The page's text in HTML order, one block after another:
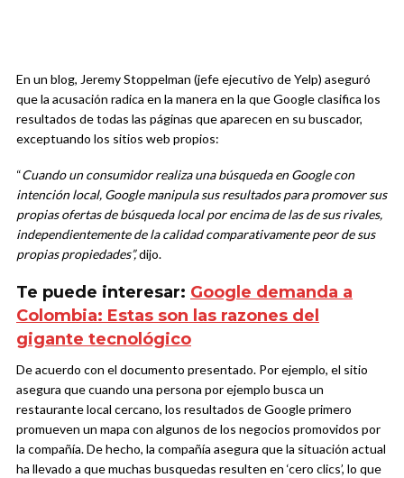
En un blog, Jeremy Stoppelman (jefe ejecutivo de Yelp) aseguró
que la acusación radica en la manera en la que Google clasifica los
resultados de todas las páginas que aparecen en su buscador,
exceptuando los sitios web propios:
“Cuando un consumidor realiza una búsqueda en Google con
intención local, Google manipula sus resultados para promover sus
propias ofertas de búsqueda local por encima de las de sus rivales,
independientemente de la calidad comparativamente peor de sus
propias propiedades”,dijo.
Te puede interesar: Google demanda a
Colombia: Estas son las razones del
gigante tecnológico
De acuerdo con el documento presentado. Por ejemplo, el sitio
asegura que cuando una persona por ejemplo busca un
restaurante local cercano, los resultados de Google primero
promueven un mapa con algunos de los negocios promovidos por
la compañía. De hecho, la compañía asegura que la situación actual
ha llevado a que muchas busquedas resulten en ‘cero clics’, lo que